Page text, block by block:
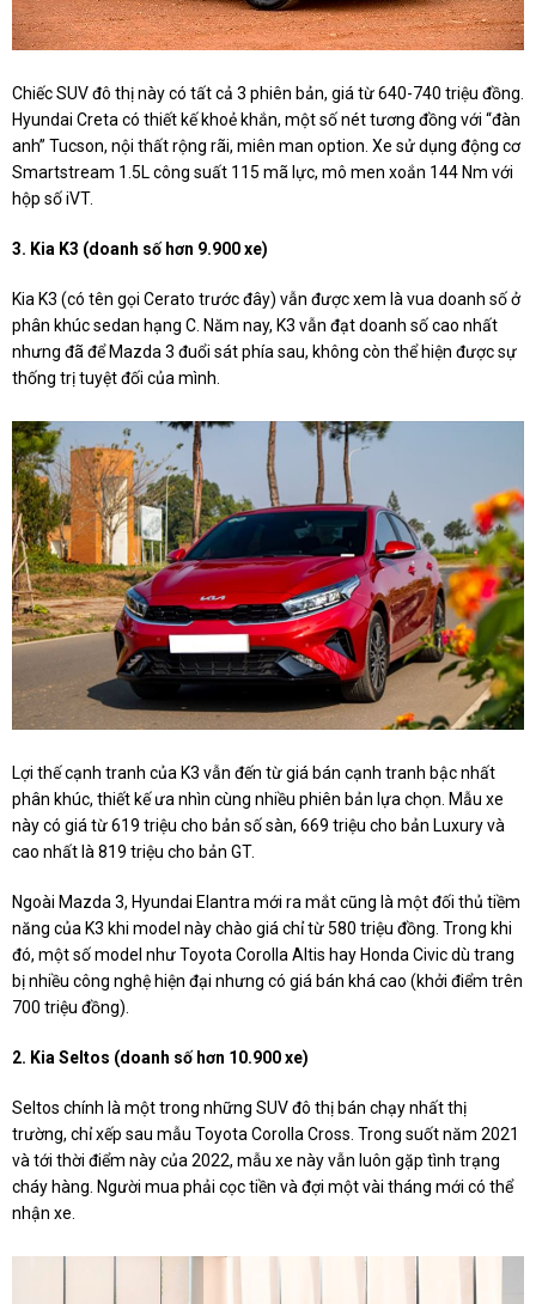
Chiếc SUV đô thị này có tất cả 3 phiên bản, giá từ 640-740 triệu đồng.
Hyundai Creta có thiết kế khoẻ khắn, một số nét tương đồng với “đàn
anh” Tucson, nội thất rộng rãi, miên man option. Xe sử dụng động cơ
Smartstream 1.5L công suất 115 mã lực, mô men xoắn 144 Nm với
hộp số iVT.
3. Kia K3 (doanh số hơn 9.900 xe)
Kia K3 (có tên gọi Cerato trước đây) vẫn được xem là vua doanh số ở
phân khúc sedan hạng C. Năm nay, K3 vẫn đạt doanh số cao nhất
nhưng đã để Mazda 3 đuổi sát phía sau, không còn thể hiện được sự
thống trị tuyệt đối của mình.
Lợi thế cạnh tranh của K3 vẫn đến từ giá bán cạnh tranh bậc nhất
phân khúc, thiết kế ưa nhìn cùng nhiều phiên bản lựa chọn. Mẫu xe
này có giá từ 619 triệu cho bản số sàn, 669 triệu cho bản Luxury và
cao nhất là 819 triệu cho bản GT.
Ngoài Mazda 3, Hyundai Elantra mới ra mắt cũng là một đối thủ tiềm
năng của K3 khi model này chào giá chỉ từ 580 triệu đồng. Trong khi
đó, một số model như Toyota Corolla Altis hay Honda Civic dù trang
bị nhiều công nghệ hiện đại nhưng có giá bán khá cao (khởi điểm trên
700 triệu đồng).
2. Kia Seltos (doanh số hơn 10.900 xe)
Seltos chính là một trong những SUV đô thị bán chạy nhất thị
trường, chỉ xếp sau mẫu Toyota Corolla Cross. Trong suốt năm 2021
và tới thời điểm này của 2022, mẫu xe này vẫn luôn gặp tình trạng
cháy hàng. Người mua phải cọc tiền và đợi một vài tháng mới có thể
nhận xe.